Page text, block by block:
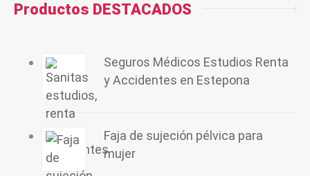
Productos DESTACADOS
Seguros Médicos Estudios Renta
y Accidentes en Estepona
Faja de sujeción pélvica para
mujer